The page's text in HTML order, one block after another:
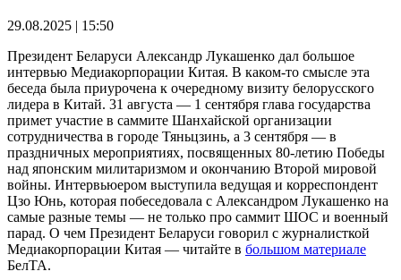
29.08.2025 | 15:50
Президент Беларуси Александр Лукашенко дал большое
интервью Медиакорпорации Китая. В каком-то смысле эта
беседа была приурочена к очередному визиту белорусского
лидера в Китай. 31 августа — 1 сентября глава государства
примет участие в саммите Шанхайской организации
сотрудничества в городе Тяньцзинь, а 3 сентября — в
праздничных мероприятиях, посвященных 80-летию Победы
над японским милитаризмом и окончанию Второй мировой
войны. Интервьюером выступила ведущая и корреспондент
Цзо Юнь, которая побеседовала с Александром Лукашенко на
самые разные темы — не только про саммит ШОС и военный
парад. О чем Президент Беларуси говорил с журналисткой
Медиакорпорации Китая — читайте в большом материале
БелТА.